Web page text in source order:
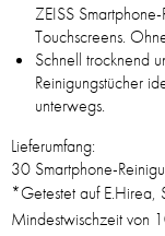
ZEISS
Touchscreens.
Schnell trocknend
Reinigungstücher
unterwegs.
Lieferumfang:
30 Smartphone-
*Getestet auf E.Hirea,
Mindestwischzeit von